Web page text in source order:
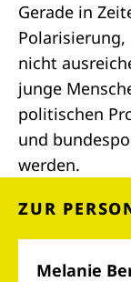
Gerade in
Polarisierung,
nicht
junge
politischen
und
werden.
ZUR
Melanie